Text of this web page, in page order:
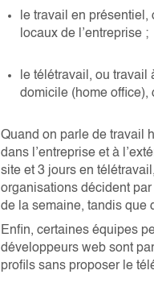
le travail en
locaux de l’entreprise ;
le télétravail, ou travail
domicile (home office),
Quand on parle de travail
dans l’entreprise et à
site et 3 jours en
organisations décident
de la semaine, tandis que
Enfin, certaines équipes
développeurs web sont
profils sans proposer le